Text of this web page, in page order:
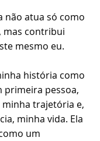
não atua só como
mas contribui
mesmo eu.
história como
primeira pessoa,
trajetória e,
minha vida. Ela
um